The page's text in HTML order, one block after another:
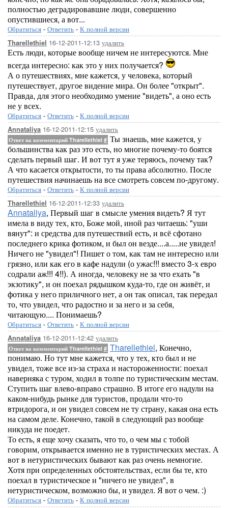
полностью деградировавшие люди, совершенно
опустившиеся, а вот...
Обратиться - Ответить - К полной версии
Tharellethiel 16-12-2011-12:13 удалить
Есть люди, которые вообще ничем не интересуются. Мне
всегда интересно: как это у них получается?
А о путешествиях, мне кажется, у человека, который
путешествует, другое видение мира. Он более "открыт".
Правда, для этого необходимо умение "видеть", а оно есть
не у всех.
Обратиться - Ответить - К полной версии
Annataliya 16-12-2011-12:15 удалить
Ответ на комментарий Tharellethiel # Ты знаешь, мне кажется, у
большинства как раз это есть, но многие почему-то боятся
сделать первый шаг. И вот тут я уже теряюсь, почему так?
А что касается открытости, то ты права абсолютно. После
путешествия начинаешь на все смотреть совсем по-другому.
Обратиться - Ответить - К полной версии
Tharellethiel 16-12-2011-12:33 удалить
Annataliya, Первый шаг в смысле умения видеть? Я тут
имела в виду тех, кто, Боже мой, иной раз читаешь: "уши
вянут": и средства для путешествий есть, и всё сфотано
последнего крика фотиком, и был он везде....а.....не увидел!
Ничего не "увидел"! Пишет о том, как там не интересно или
грязно, или как его в кафе надули (о ужас!!! вместо 3-х евро
содрали аж!!! 4!!). А иногда, человеку не за что ехать "в
экзотику", и он поехал рядышком куда-то, где он живёт, и
фотика у него приличного нет, а он так описал, так передал
то, что увидел, что радостно и за него и за себя,
читающую.... Понимаешь?
Обратиться - Ответить - К полной версии
Annataliya 16-12-2011-12:42 удалить
Ответ на комментарий Tharellethiel # Tharellethiel, Конечно,
понимаю. Но тут мне кажется, что у тех, кто был и не
увидел, тоже все из-за страха и настороженности: поехал
наверняка с туром, ходил в толпе по туристическим местам.
Ступить шаг влево-вправо страшно. В итоге его надули на
каком-нибудь рынке для туристов, продали что-то
втридорога, и он увидел совсем не ту страну, какая она есть
на самом деле. Конечно, такой в следующий раз вообще
никуда не поедет.
То есть, я еще хочу сказать, что то, о чем мы с тобой
говорим, открывается именно не в туристических местах. А
вот в нетуристических бывают как раз очень немногие.
Хотя при определенных обстоятельствах, если бы те, кто
поехал в туристическое и "ничего не увидел", в
нетуристическом, возможно бы, и увидел. Я вот о чем. :)
Обратиться - Ответить - К полной версии